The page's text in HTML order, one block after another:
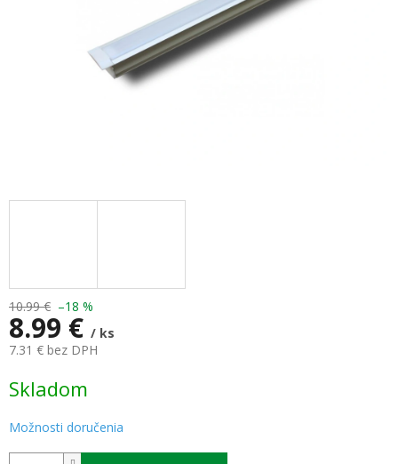
10.99 € –18 %
8.99 € / ks
7.31 € bez DPH
cena:
Skladom
Možnosti doručenia